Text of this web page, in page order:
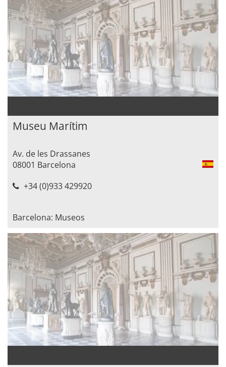
Museu Marítim
Av. de les Drassanes
08001 Barcelona
+34 (0)933 429920
Barcelona: Museos